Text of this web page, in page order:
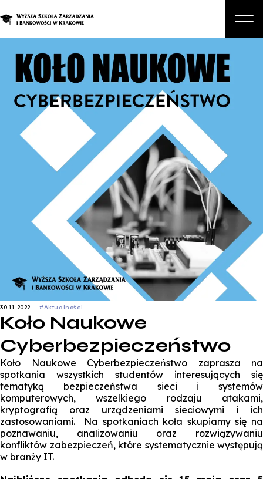
Studia podyplomowe i kursy
Student
Zapisz się na studia
30.11.2022 #Aktualności
Koło Naukowe
Cyberbezpieczeństwo
Koło Naukowe Cyberbezpieczeństwo zaprasza na
spotkania wszystkich studentów interesujących się
tematyką bezpieczeństwa sieci i systemów
komputerowych, wszelkiego rodzaju atakami,
kryptografią oraz urządzeniami sieciowymi i ich
zastosowaniami. Na spotkaniach koła skupiamy się na
poznawaniu, analizowaniu oraz rozwiązywaniu
konfliktów zabezpieczeń, które systematycznie występują
w branży IT.